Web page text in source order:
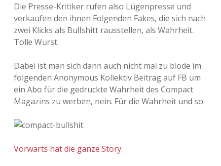
Die Presse-Kritiker rufen also Lügenpresse und
verkaufen den ihnen Folgenden Fakes, die sich nach
zwei Klicks als Bullshitt rausstellen, als Wahrheit.
Tolle Wurst.
Dabei ist man sich dann auch nicht mal zu blöde im
folgenden Anonymous Kollektiv Beitrag auf FB um
ein Abo für die gedruckte Wahrheit des Compact
Magazins zu werben, nein. Für die Wahrheit und so.
Vorwärts hat die ganze Story.